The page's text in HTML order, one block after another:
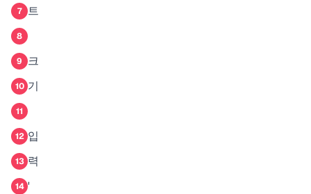
7 트
8
9 크
10 기
11
12 입
13 력
14 '